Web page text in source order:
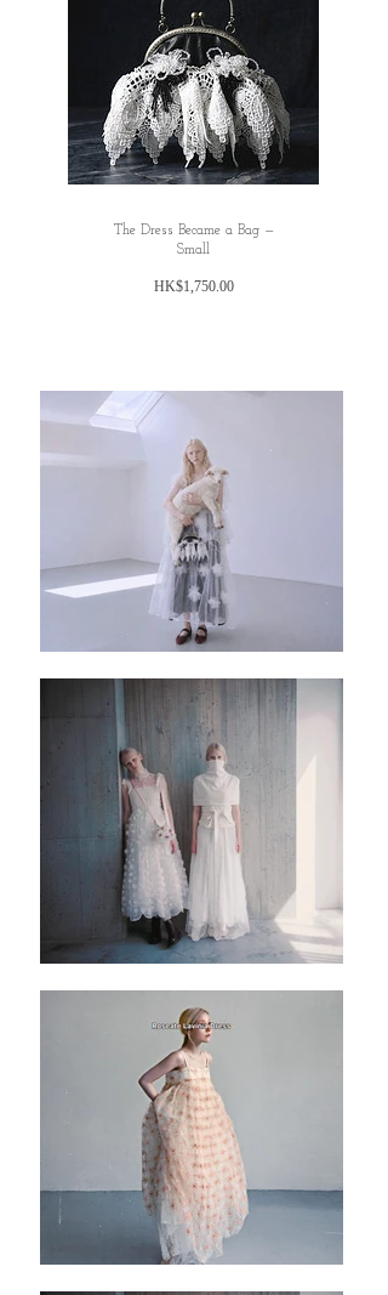
The Dress Became a Bag —
Small
HK$1,750.00價